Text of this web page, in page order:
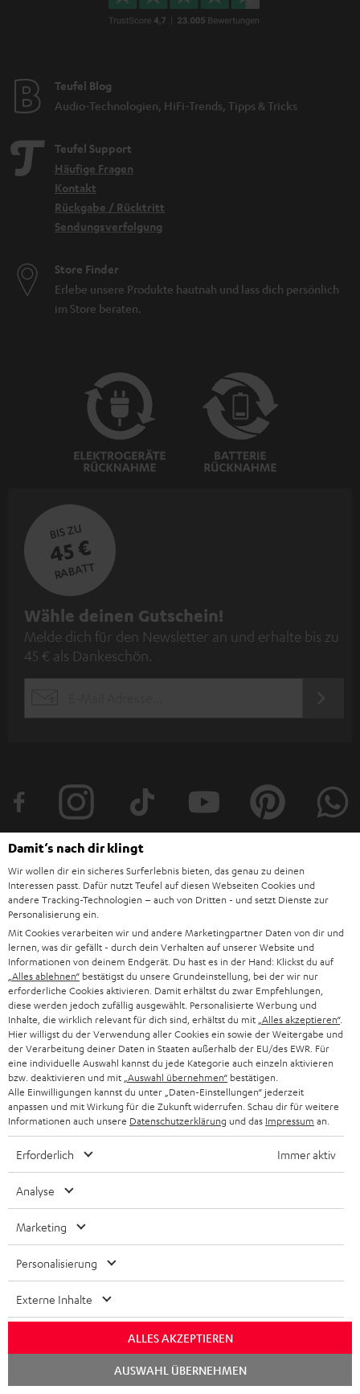
Teufel Blog
Audio-Technologien, HiFi-Trends, Tipps & Tricks
Teufel Support
Häufige Fragen
Kontakt
Rückgabe / Rücktritt
Sendungsverfolgung
Store Finder
Erlebe unsere Produkte hautnah und lass dich persönlich
im Store beraten.
BIS ZU
45 €
RABATT
N
e
w
e
r
a
n
m
e
l
d
u
n
g
Wähle deinen Gutschein!
Melde dich für den Newsletter an und erhalte bis zu
45 € als Dankeschön.
Kategorien
HEIMKINO-KOMPLETTANLAGEN
SOUNDBAR
HIFI-LAUTSPRECHER
SMART HOME
BLUETOOTH-LAUTSPRECHER
KOPFHÖRER
BLUETOOTH-KOPFHÖRER
STEREOANLAGEN
LAUTSPRECHER
ULTIMA-SERIE
NEUHEITEN
Unternehmen
SUPPORT
KARRIERE
PRESSE & MARKETING
GESCHÄFTSKUNDEN
PARTNERPROGRAMM
UNSER MANAGEMENT
NACHHALTIGKEIT
Teufel Onlineshops
DEUTSCHLAND
ÖSTERREICH
SCHWEIZ
BELGIEN
FRANKREICH
SPANIEN
Technische Änderungen, Tippfehler und Irrtum vorbehalten. Das auf unseren
Damit‘s nach dir klingt
Wir wollen dir ein sicheres Surferlebnis bieten, das genau zu deinen
Interessen passt. Dafür nutzt Teufel auf diesen Webseiten Cookies und
andere Tracking-Technologien – auch von Dritten - und setzt Dienste zur
Personalisierung ein.
Mit Cookies verarbeiten wir und andere Marketingpartner Daten von dir und
lernen, was dir gefällt - durch dein Verhalten auf unserer Website und
Informationen von deinem Endgerät. Du hast es in der Hand: Klickst du auf
„Alles ablehnen“ bestätigst du unsere Grundeinstellung, bei der wir nur
erforderliche Cookies aktivieren. Damit erhältst du zwar Empfehlungen,
diese werden jedoch zufällig ausgewählt. Personalisierte Werbung und
Inhalte, die wirklich relevant für dich sind, erhältst du mit „Alles akzeptieren“.
Hier willigst du der Verwendung aller Cookies ein sowie der Weitergabe und
der Verarbeitung deiner Daten in Staaten außerhalb der EU/des EWR. Für
eine individuelle Auswahl kannst du jede Kategorie auch einzeln aktivieren
bzw. deaktivieren und mit „Auswahl übernehmen“ bestätigen.
Alle Einwilligungen kannst du unter „Daten-Einstellungen“ jederzeit
anpassen und mit Wirkung für die Zukunft widerrufen. Schau dir für weitere
Informationen auch unsere Datenschutzerklärung und das Impressum an.
Erforderlich Immer aktiv
Analyse
Marketing
Personalisierung
Externe Inhalte
ALLES AKZEPTIEREN
AUSWAHL ÜBERNEHMEN